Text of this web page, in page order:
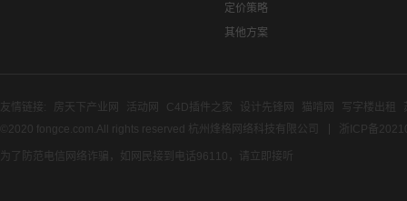
定价策略
其他方案
友情链接: 房天下产业网 活动网 C4D插件之家 设计先锋网 猫啃网 写字楼出租
©2020 fongce.com.All rights reserved 杭州烽格网络科技有限公司
浙ICP备
为了防范电信网络诈骗，如网民接到电话96110，请立即接听